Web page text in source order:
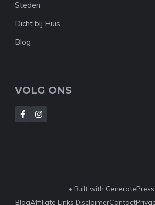
Steden
Dicht bij Huis
Blog
VOLG ONS
• Built with GeneratePress
BlogAffiliate Links DisclaimerContact